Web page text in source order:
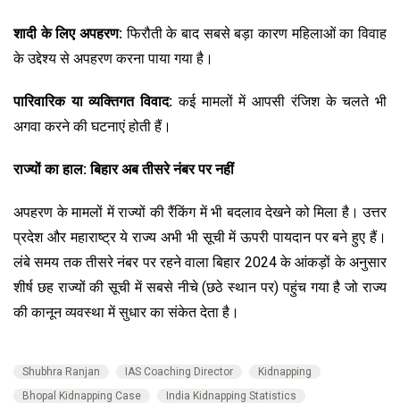
शादी के लिए अपहरण:फिरौती के बाद सबसे बड़ा कारण महिलाओं का विवाह
के उद्देश्य से अपहरण करना पाया गया है।
पारिवारिक या व्यक्तिगत विवाद:कई मामलों में आपसी रंजिश के चलते भी
अगवा करने की घटनाएं होती हैं।
राज्यों का हाल: बिहार अब तीसरे नंबर पर नहीं
अपहरण के मामलों में राज्यों की रैंकिंग में भी बदलाव देखने को मिला है। उत्तर
प्रदेश और महाराष्ट्र ये राज्य अभी भी सूची में ऊपरी पायदान पर बने हुए हैं।
लंबे समय तक तीसरे नंबर पर रहने वाला बिहार 2024 के आंकड़ों के अनुसार
शीर्ष छह राज्यों की सूची में सबसे नीचे (छठे स्थान पर) पहुंच गया है जो राज्य
की कानून व्यवस्था में सुधार का संकेत देता है।
Shubhra Ranjan IAS Coaching Director
Kidnapping
Bhopal Kidnapping Case
India Kidnapping Statistics